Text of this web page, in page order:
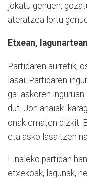
jokatu genuen,
ateratzea lortu
Etxean,
Partidaren aurretik,
lasai. Partidaren
gai askoren
dut. Jon anaiak
onak ematen dizkit.
eta asko lasaitzen
Finaleko partidan
etxekoak, lagunak,